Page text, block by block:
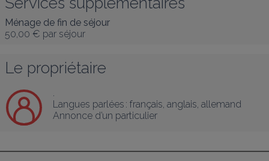
Ménage de fin de séjour
50,00 € par séjour
Le propriétaire
.
Langues parlées : français, anglais, allemand
Annonce d’un particulier